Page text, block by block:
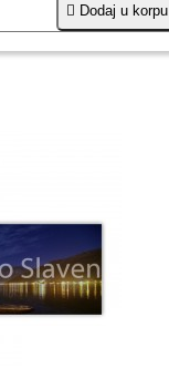
 Dodaj u korpu